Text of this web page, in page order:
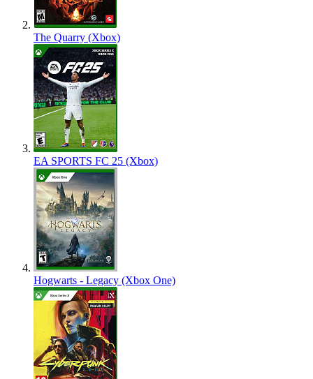
The Quarry (Xbox)
EA SPORTS FC 25 (Xbox)
Hogwarts - Legacy (Xbox One)